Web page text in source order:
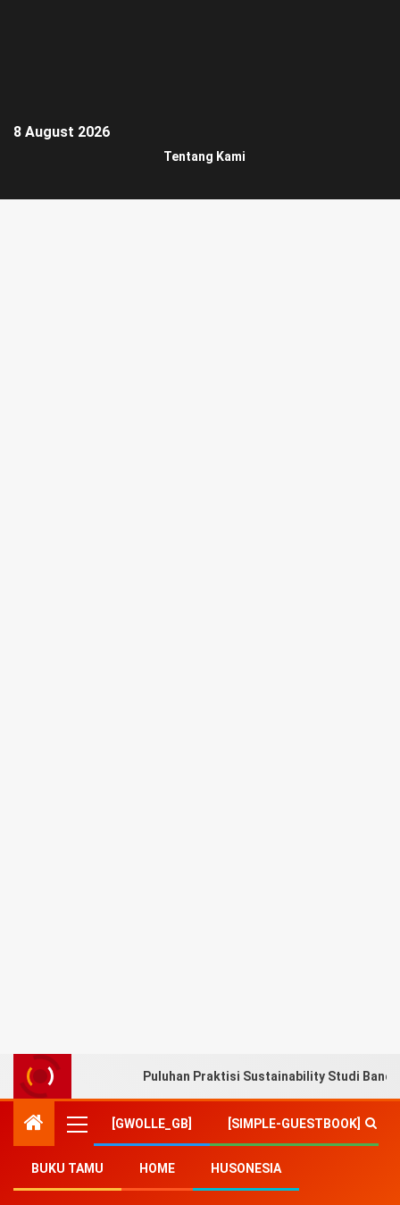
8 August 2026
Tentang Kami
Puluhan Praktisi Sustainability Studi
[GWOLLE_GB] [SIMPLE-GUESTBOOK]
BUKU TAMU HOME HUSONESIA
Home-Sosial Budaya-TP PKK bersama Kemendagri